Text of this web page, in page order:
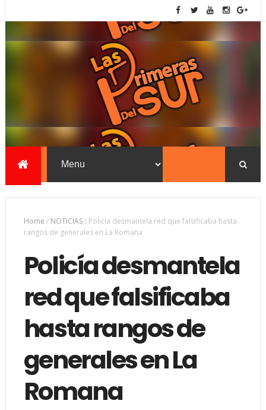
Home / NOTICIAS/ Policía desmantela red que falsificaba hasta
rangos de generales en La Romana
Policía desmantela
red que falsificaba
hasta rangos de
generales en La
Romana